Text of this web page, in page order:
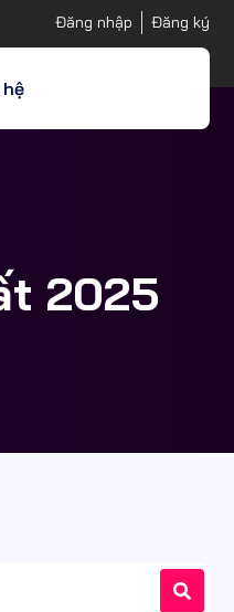
Đăng nhập Đăng ký
2025